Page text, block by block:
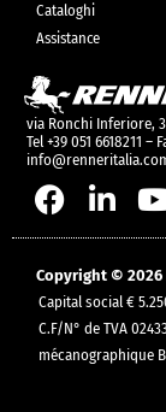
Cataloghi
Assistance
via Ronchi Inferiore,
Tel +39 051 6618211 –
Copyright © 2026
Capital social €
C.F/N° de TVA
mécanographique